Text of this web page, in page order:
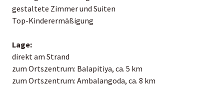
gestaltete Zimmer und Suiten
Top-Kinderermäßigung
Lage:
direkt am Strand
zum Ortszentrum: Balapitiya, ca. 5 km
zum Ortszentrum: Ambalangoda, ca. 8 km